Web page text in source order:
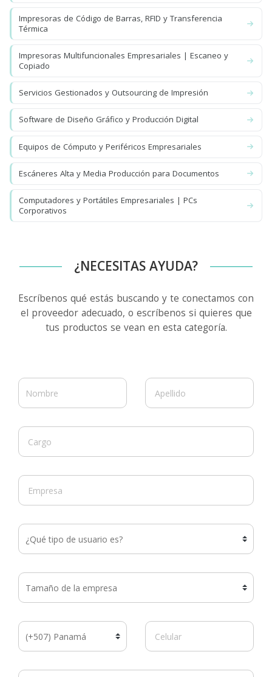
Impresoras de Código de Barras, RFID y Transferencia
Térmica
Impresoras Multifuncionales Empresariales | Escaneo y
Copiado
Servicios Gestionados y Outsourcing de Impresión
Software de Diseño Gráfico y Producción Digital
Equipos de Cómputo y Periféricos Empresariales
Escáneres Alta y Media Producción para Documentos
Computadores y Portátiles Empresariales | PCs
Corporativos
¿NECESITAS AYUDA?
Escríbenos qué estás buscando y te conectamos con
el proveedor adecuado, o escríbenos si quieres que
tus productos se vean en esta categoría.